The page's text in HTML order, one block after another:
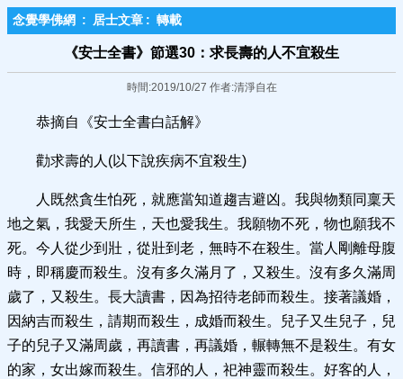
念覺學佛網 : 居士文章 : 轉載
《安士全書》節選30：求長壽的人不宜殺生
時間:2019/10/27 作者:清淨自在
恭摘自《安士全書白話解》
勸求壽的人(以下說疾病不宜殺生)
人既然貪生怕死，就應當知道趨吉避凶。我與物類同稟天
地之氣，我愛天所生，天也愛我生。我願物不死，物也願我不
死。今人從少到壯，從壯到老，無時不在殺生。當人剛離母腹
時，即稱慶而殺生。沒有多久滿月了，又殺生。沒有多久滿周
歲了，又殺生。長大讀書，因為招待老師而殺生。接著議婚，
因納吉而殺生，請期而殺生，成婚而殺生。兒子又生兒子，兒
子的兒子又滿周歲，再讀書，再議婚，輾轉無不是殺生。有女
的家，女出嫁而殺生。信邪的人，祀神靈而殺生。好客的人，